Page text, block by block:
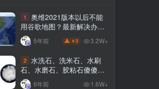
1
奥维2021版本以后不能
用谷歌地图？最新解决办法
苹果安卓电脑
5年前 ￥3 3.2W+
2 水洗石、洗米石、水刷
石、水磨石、胶粘石傻傻分
不清楚
6年前 1.6W+